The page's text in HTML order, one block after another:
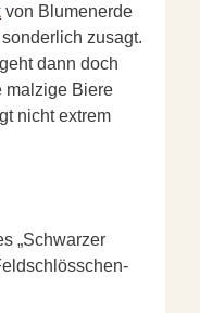
von Blumenerde
zusagt.
dann doch
malzige Biere
nicht extrem
„Schwarzer